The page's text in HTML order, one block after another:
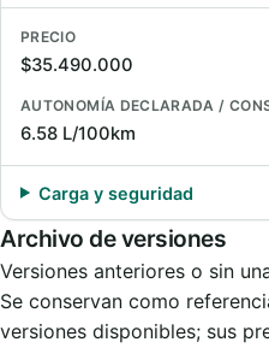
PRECIO
$35.490.000
AUTONOMÍA DECLARADA /
6.58 L/100km
Carga y seguridad
Archivo de versiones
Versiones anteriores o sin
Se conservan como
versiones disponibles; sus